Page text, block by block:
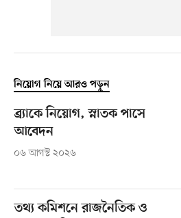
নিয়োগ নিয়ে আরও পড়ুন
ব্র্যাকে নিয়োগ, স্নাতক পাসে
আবেদন
০৬ আগস্ট ২০২৬
তথ্য কমিশনে রাজনৈতিক ও